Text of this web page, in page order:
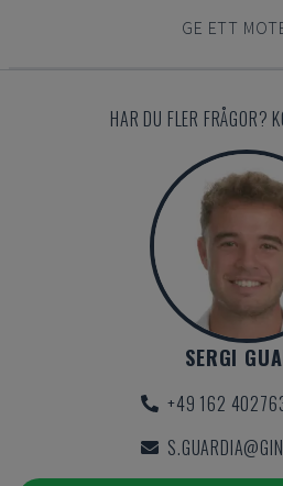
GE ETT
HAR DU FLER FRÅGOR?
SERGI
+49 162